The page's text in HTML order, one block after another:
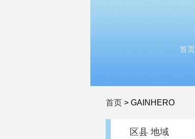
首页
首页 > GAINHERO
区县 地域